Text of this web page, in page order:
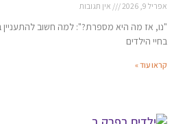
אפריל 9, 2026 אין תגובות
"נו, אז מה היא מספרת?": למה חשוב להתעניין
בחיי הילדים
קראו עוד »